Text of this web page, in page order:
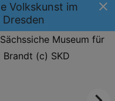
Volkskunst im